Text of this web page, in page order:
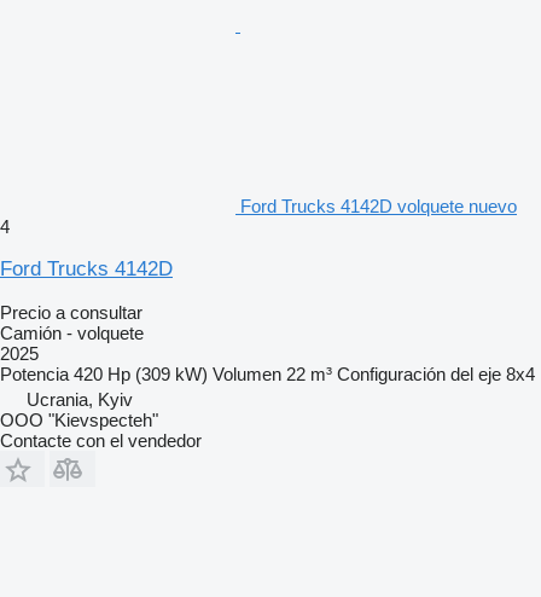
Ford Trucks 4142D volquete nuevo
4
Ford Trucks 4142D
Precio a consultar
Camión - volquete
2025
Potencia 420 Hp (309 kW) Volumen 22 m³ Configuración del eje 8x4
Ucrania, Kyiv
OOO "Kievspecteh"
Contacte con el vendedor